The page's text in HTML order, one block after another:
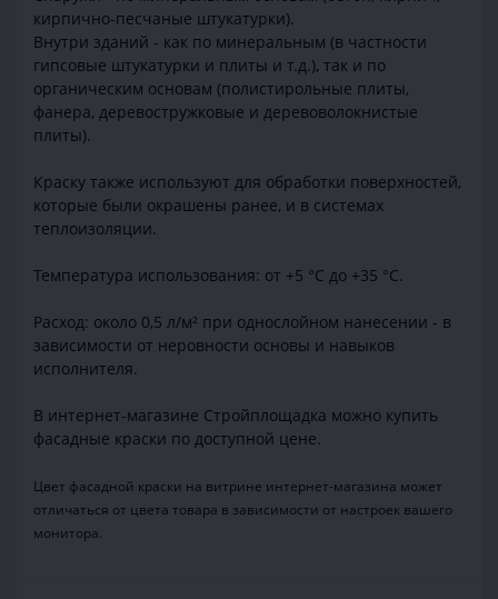
кирпично-песчаные штукатурки).
Внутри зданий - как по минеральным (в частности
гипсовые штукатурки и плиты и т.д.), так и по
органическим основам (полистирольные плиты,
фанера, деревостружковые и деревоволокнистые
плиты).
Краску также используют для обработки поверхностей,
которые были окрашены ранее, и в системах
теплоизоляции.
Температура использования: от +5 °C до +35 °C.
Расход: около 0,5 л/м² при однослойном нанесении - в
зависимости от неровности основы и навыков
исполнителя.
В интернет-магазине Стройплощадка можно купить
фасадные краски по доступной цене.
Цвет фасадной краски на витрине интернет-магазина может
отличаться от цвета товара в зависимости от настроек вашего
монитора.